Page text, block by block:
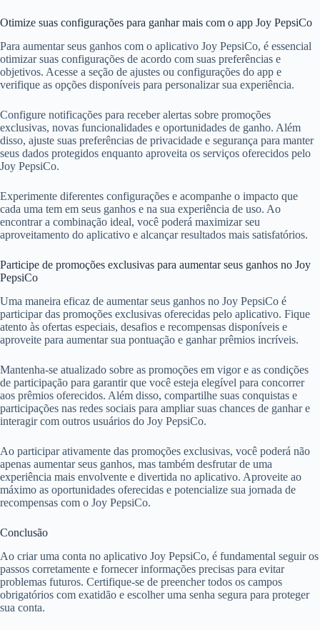
Otimize suas configurações para ganhar mais com o app Joy PepsiCo
Para aumentar seus ganhos com o aplicativo Joy PepsiCo, é essencial
otimizar suas configurações de acordo com suas preferências e
objetivos. Acesse a seção de ajustes ou configurações do app e
verifique as opções disponíveis para personalizar sua experiência.
Configure notificações para receber alertas sobre promoções
exclusivas, novas funcionalidades e oportunidades de ganho. Além
disso, ajuste suas preferências de privacidade e segurança para manter
seus dados protegidos enquanto aproveita os serviços oferecidos pelo
Joy PepsiCo.
Experimente diferentes configurações e acompanhe o impacto que
cada uma tem em seus ganhos e na sua experiência de uso. Ao
encontrar a combinação ideal, você poderá maximizar seu
aproveitamento do aplicativo e alcançar resultados mais satisfatórios.
Participe de promoções exclusivas para aumentar seus ganhos no Joy
PepsiCo
Uma maneira eficaz de aumentar seus ganhos no Joy PepsiCo é
participar das promoções exclusivas oferecidas pelo aplicativo. Fique
atento às ofertas especiais, desafios e recompensas disponíveis e
aproveite para aumentar sua pontuação e ganhar prêmios incríveis.
Mantenha-se atualizado sobre as promoções em vigor e as condições
de participação para garantir que você esteja elegível para concorrer
aos prêmios oferecidos. Além disso, compartilhe suas conquistas e
participações nas redes sociais para ampliar suas chances de ganhar e
interagir com outros usuários do Joy PepsiCo.
Ao participar ativamente das promoções exclusivas, você poderá não
apenas aumentar seus ganhos, mas também desfrutar de uma
experiência mais envolvente e divertida no aplicativo. Aproveite ao
máximo as oportunidades oferecidas e potencialize sua jornada de
recompensas com o Joy PepsiCo.
Conclusão
Ao criar uma conta no aplicativo Joy PepsiCo, é fundamental seguir os
passos corretamente e fornecer informações precisas para evitar
problemas futuros. Certifique-se de preencher todos os campos
obrigatórios com exatidão e escolher uma senha segura para proteger
sua conta.